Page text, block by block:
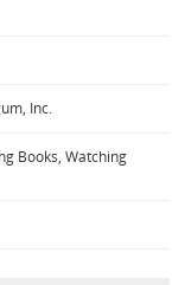
Inc.
Books, Watching